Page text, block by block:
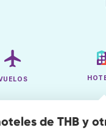
de THB y